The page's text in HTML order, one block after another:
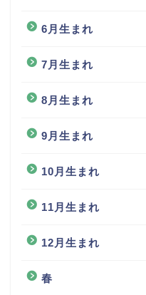
6月生まれ
7月生まれ
8月生まれ
9月生まれ
10月生まれ
11月生まれ
12月生まれ
春